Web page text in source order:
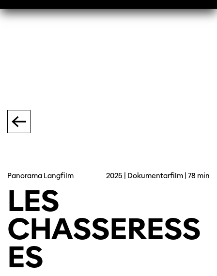
Panorama Langfilm 2025 | Dokumentarfilm | 78 min
LES
CHASSERESS
ES